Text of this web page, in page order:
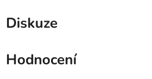
Diskuze
Hodnocení